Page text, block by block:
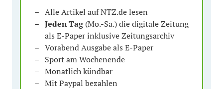
Alle Artikel auf NTZ.de lesen
Jeden Tag(Mo.-Sa.) die digitale Zeitung
als E-Paper inklusive Zeitungsarchiv
Vorabend Ausgabe als E-Paper
Sport am Wochenende
Monatlich kündbar
Mit Paypal bezahlen